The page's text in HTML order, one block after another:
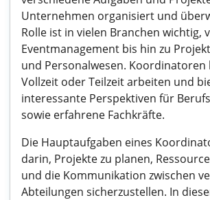
Unternehmen organisiert und
Rolle ist in vielen Branchen wichtig,
Eventmanagement bis hin zu
und Personalwesen. Koordinatoren
Vollzeit oder Teilzeit arbeiten und
interessante Perspektiven für
sowie erfahrene Fachkräfte.
Die Hauptaufgaben eines
darin, Projekte zu planen,
und die Kommunikation zwischen
Abteilungen sicherzustellen. In